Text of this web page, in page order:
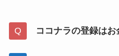
ココナラの登録は